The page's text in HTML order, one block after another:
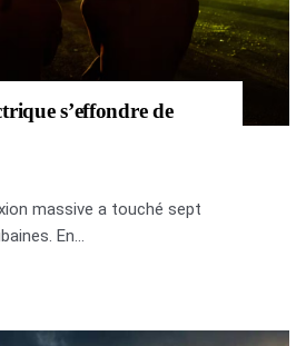
s’effondre de
massive a touché sept
En...